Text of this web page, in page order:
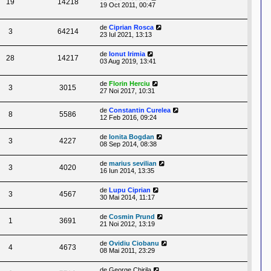
19 14218
19 Oct 2011, 00:47
3 64214 de Ciprian Rosca
23 Iul 2021, 13:13
28 14217 de Ionut Irimia
03 Aug 2019, 13:41
3 3015 de Florin Herciu
27 Noi 2017, 10:31
8 5586 de Constantin Curelea
12 Feb 2016, 09:24
3 4227 de Ionita Bogdan
08 Sep 2014, 08:38
3 4020 de marius sevilian
16 Iun 2014, 13:35
3 4567 de Lupu Ciprian
30 Mai 2014, 11:17
1 3691 de Cosmin Prund
21 Noi 2012, 13:19
4 4673 de Ovidiu Ciobanu
08 Mai 2011, 23:29
de George Chirila